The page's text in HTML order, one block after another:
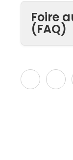
Foire
(FAQ)